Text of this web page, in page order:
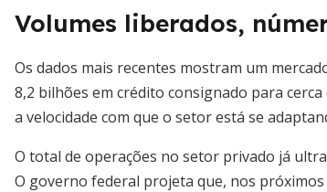
Volumes liberados,
Os dados mais recentes mostram um
8,2 bilhões em crédito consignado para
a velocidade com que o setor está se
O total de operações no setor privado já
O governo federal projeta que, nos